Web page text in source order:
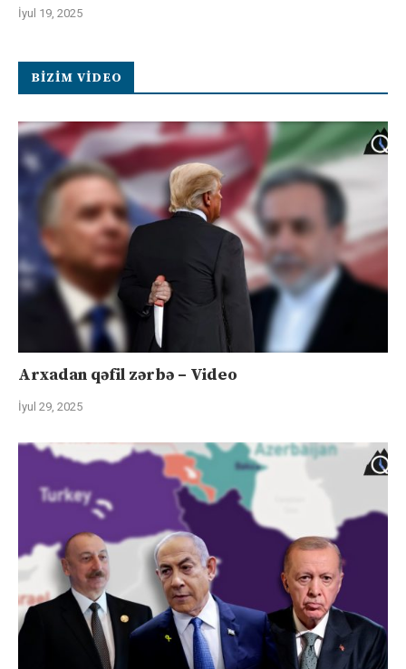
İyul 19, 2025
BIZIM VIDEO
Arxadan qəfil zərbə – Video
İyul 29, 2025